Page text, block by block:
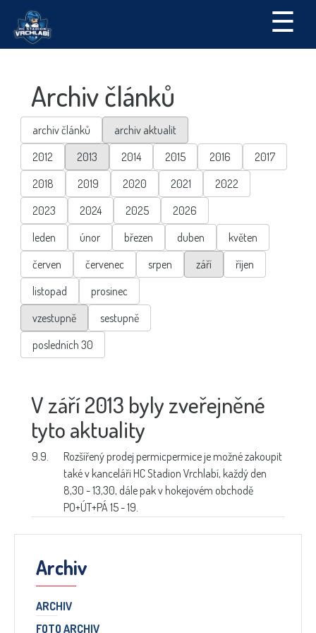
☰
Archiv článků
archiv článků
archiv aktualit
2012
2013 2014 2015 2016
2017
2018
2019 2020 2021
2022
2023
2024 2025
2026
leden
únor březen duben
květen
červen
červenec srpen září
říjen
listopad
prosinec
vzestupně
sestupně
posledních 30
V září 2013 byly zveřejněné
tyto aktuality
9.9. Rozšířený prodej permicpermice je možné zakoupit
také v kanceláři HC Stadion Vrchlabí, každý den
8,30 - 13,30, dále pak v hokejovém obchodě
PO+ÚT+PÁ 15 - 19.
Archiv
ARCHIV
FOTO ARCHIV